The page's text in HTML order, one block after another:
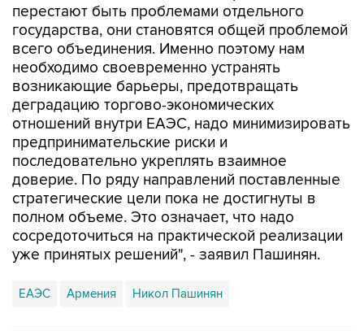
перестают быть проблемами отдельного
государства, они становятся общей проблемой
всего объединения. Именно поэтому нам
необходимо своевременно устранять
возникающие барьеры, предотвращать
деградацию торгово-экономических
отношений внутри ЕАЭС, надо минимизировать
предпринимательские риски и
последовательно укреплять взаимное
доверие. По ряду направлений поставленные
стратегические цели пока не достигнуты в
полном объеме. Это означает, что надо
сосредоточиться на практической реализации
уже принятых решений", - заявил Пашинян.
ЕАЭС Армения Никол Пашинян